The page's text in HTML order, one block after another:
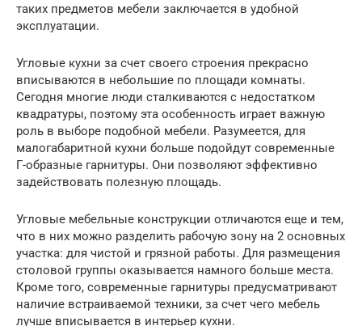
таких предметов мебели заключается в удобной
эксплуатации.
Угловые кухни за счет своего строения прекрасно
вписываются в небольшие по площади комнаты.
Сегодня многие люди сталкиваются с недостатком
квадратуры, поэтому эта особенность играет важную
роль в выборе подобной мебели. Разумеется, для
малогабаритной кухни больше подойдут современные
Г-образные гарнитуры. Они позволяют эффективно
задействовать полезную площадь.
Угловые мебельные конструкции отличаются еще и тем,
что в них можно разделить рабочую зону на 2 основных
участка: для чистой и грязной работы. Для размещения
столовой группы оказывается намного больше места.
Кроме того, современные гарнитуры предусматривают
наличие встраиваемой техники, за счет чего мебель
лучше вписывается в интерьер кухни.